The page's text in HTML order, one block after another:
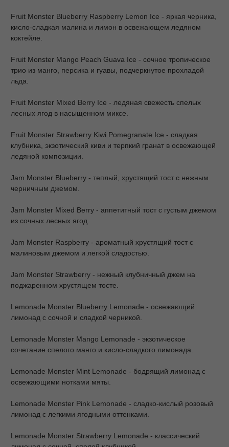
Fruit Monster Blueberry Raspberry Lemon Ice - яркая черника,
кисло-сладкая малина и лимон в освежающем ледяном
коктейле.
Fruit Monster Mango Peach Guava Ice - сочное тропическое
трио из манго, персика и гуавы, подчеркнутое прохладой
льда.
Fruit Monster Mixed Berry Ice - ледяная свежесть спелых
лесных ягод в насыщенном миксе.
Fruit Monster Strawberry Kiwi Pomegranate Ice - сладкая
клубника, экзотический киви и терпкий гранат в освежающей
ледяной композиции.
Jam Monster Blueberry - теплый, хрустящий тост с нежным
черничным джемом.
Jam Monster Mixed Berry - аппетитный тост с густым джемом
из сочных лесных ягод.
Jam Monster Raspberry - ароматный хрустящий тост с
малиновым джемом и легкой сладостью.
Jam Monster Strawberry - нежный клубничный джем на
поджаренном хрустящем тосте.
Lemonade Monster Blueberry Lemonade - освежающий
лимонад с сочной и сладкой черникой.
Lemonade Monster Mango Lemonade - экзотическое
сочетание спелого манго и кисло-сладкого лимонада.
Lemonade Monster Mint Lemonade - бодрящий лимонад с
освежающими нотками мяты.
Lemonade Monster Pink Lemonade - сладко-кислый розовый
лимонад с легкими ягодными оттенками.
Lemonade Monster Strawberry Lemonade - классический